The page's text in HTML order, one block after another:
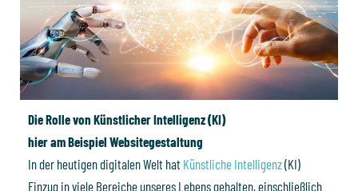
Die Rolle von Künstlicher Intelligenz (KI)
hier am Beispiel Websitegestaltung
In der heutigen digitalen Welt hat Künstliche Intelligenz(KI)
Einzug in viele Bereiche unseres Lebens gehalten, einschließlich